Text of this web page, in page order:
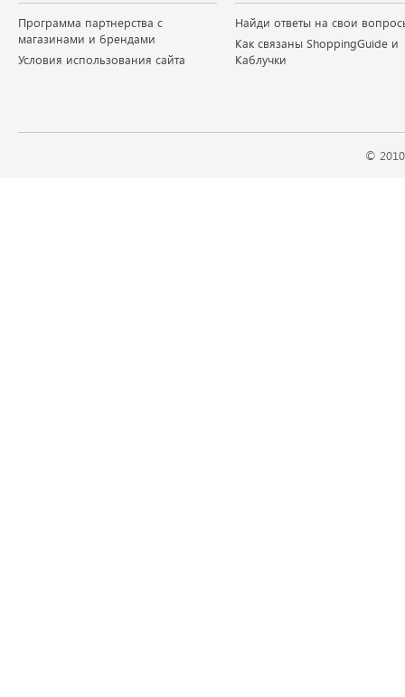
Программа партнерства с
магазинами и брендами
Условия использования сайта
Найди ответы на свои
Как связаны ShoppingGuide и
Каблучки
©